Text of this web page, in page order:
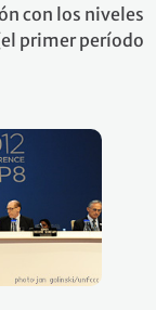
con los niveles
primer período